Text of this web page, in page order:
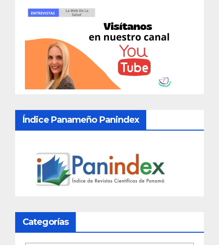
Índice Panameño Panindex
Categorías